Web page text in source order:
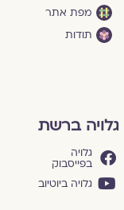
מפת אתר
תודות
גלויה ברשת
גלויה
בפייסבוק
גלויה ביוטיוב